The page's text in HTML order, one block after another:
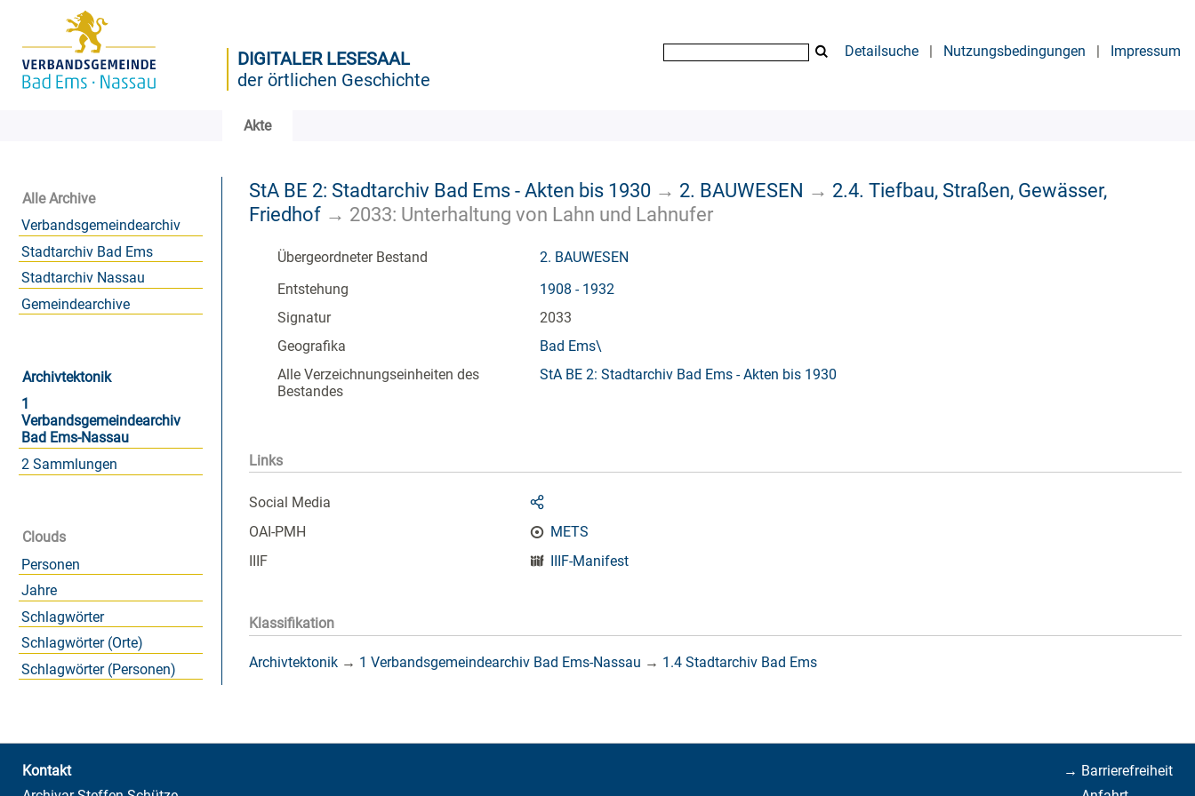
DIGITALER LESESAAL
der örtlichen Geschichte
Detailsuche | Nutzungsbedingungen | Impressum
Akte
Alle Archive
Verbandsgemeindearchiv
Stadtarchiv Bad Ems
Stadtarchiv Nassau
Gemeindearchive
Archivtektonik
1
Verbandsgemeindearchiv
Bad Ems-Nassau
2 Sammlungen
Clouds
Personen
Jahre
Schlagwörter
Schlagwörter (Orte)
Schlagwörter (Personen)
StA BE 2: Stadtarchiv Bad Ems - Akten bis 1930 → 2. BAUWESEN → 2.4. Tiefbau, Straßen, Gewässer,
Friedhof → 2033: Unterhaltung von Lahn und Lahnufer
Übergeordneter Bestand
2. BAUWESEN
Entstehung
1908 - 1932
Signatur
2033
Geografika
Bad Ems\
Alle Verzeichnungseinheiten des
Bestandes
StA BE 2: Stadtarchiv Bad Ems - Akten bis 1930
Links
Social Media
OAI-PMH
METS
IIIF
IIIF-Manifest
Klassifikation
Archivtektonik → 1 Verbandsgemeindearchiv Bad Ems-Nassau → 1.4 Stadtarchiv Bad Ems
→ Barrierefreiheit
Kontakt